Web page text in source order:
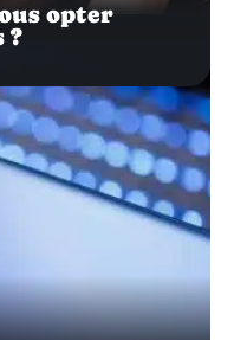
opter
?